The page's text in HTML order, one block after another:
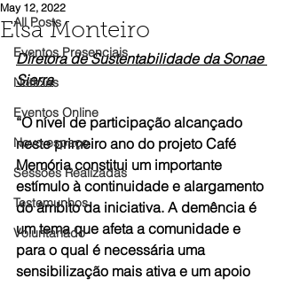
All Posts
Eventos Presenciais
Notícias
Eventos Online
Novo espaço
Sessões Realizadas
Testemunhos
Voluntariado
Elsa Monteiro
May 12, 2022
Diretora de Sustentabilidade da Sonae
Sierra
“O nível de participação alcançado
neste primeiro ano do projeto Café
Memória constitui um importante
estímulo à continuidade e alargamento
do âmbito da iniciativa. A demência é
um tema que afeta a comunidade e
para o qual é necessária uma
sensibilização mais ativa e um apoio